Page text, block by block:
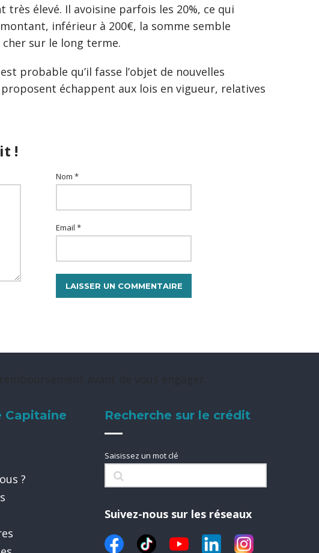
très élevé. Il avoisine parfois les 20%, ce qui
inférieur à 200€, la somme semble
sur le long terme.
probable qu’il fasse l’objet de nouvelles
échappent aux lois en vigueur, relatives
!
Nom *
Email *
Capitaine
?
Recherche sur le crédit
Saisissez un mot clé
Suivez-nous sur les réseaux